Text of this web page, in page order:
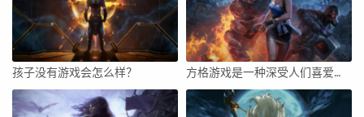
孩子没有游戏会怎么样？ 方格游戏是一种深受人们喜爱的智力游戏，它不仅可以锻炼我们的思维能力，还可以增强我们的策略规划能力。下面将详细介绍如何玩方格游戏最好，并给出一些实用的技巧和策略。